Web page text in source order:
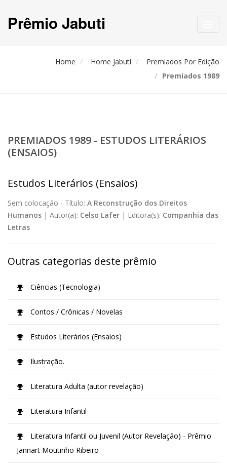
Prêmio Jabuti
Home Home Jabuti
Premiados Por Edição
Premiados 1989
PREMIADOS 1989 - ESTUDOS LITERÁRIOS
(ENSAIOS)
Estudos Literários (Ensaios)
Sem colocação - Título: A Reconstrução dos Direitos
Humanos | Autor(a): Celso Lafer | Editora(s): Companhia das
Letras
Outras categorias deste prêmio
Ciências (Tecnologia)
Contos / Crônicas / Novelas
Estudos Literários (Ensaios)
Ilustração.
Literatura Adulta (autor revelação)
Literatura Infantil
Literatura Infantil ou Juvenil (Autor Revelação) - Prêmio
Jannart Moutinho Ribeiro